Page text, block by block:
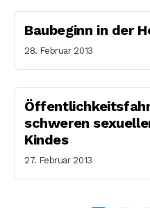
Baubeginn in der
28. Februar 2013
schweren
Kindes
27. Februar 2013